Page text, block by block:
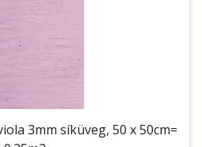
3mm síküveg, 50 x 50cm=